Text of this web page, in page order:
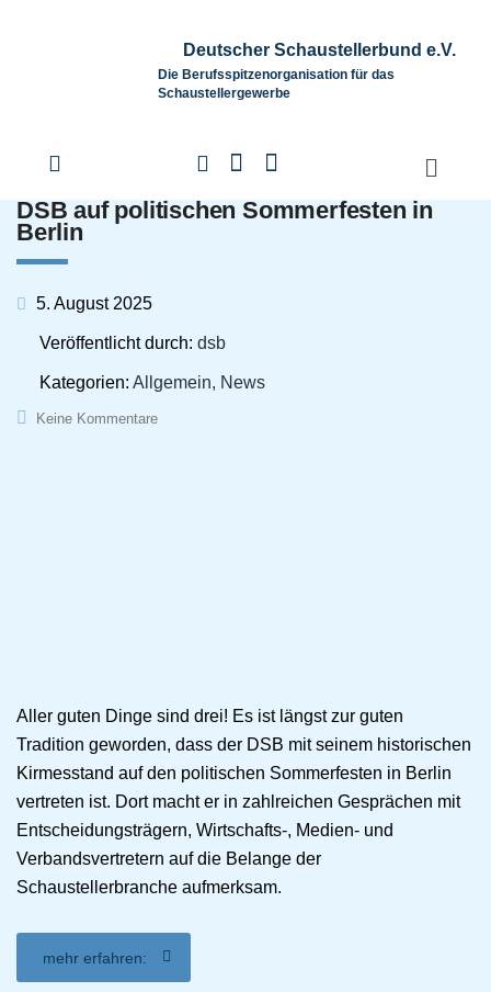
Deutscher Schaustellerbund e.V.
Die Berufsspitzenorganisation für das
Schaustellergewerbe
DSB auf politischen Sommerfesten in
Berlin
5. August 2025
Veröffentlicht durch: dsb
Kategorien: Allgemein, News
Keine Kommentare
Aller guten Dinge sind drei! Es ist längst zur guten
Tradition geworden, dass der DSB mit seinem historischen
Kirmesstand auf den politischen Sommerfesten in Berlin
vertreten ist. Dort macht er in zahlreichen Gesprächen mit
Entscheidungsträgern, Wirtschafts-, Medien- und
Verbandsvertretern auf die Belange der
Schaustellerbranche aufmerksam.
mehr erfahren: